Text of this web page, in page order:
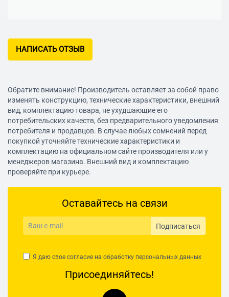
НАПИСАТЬ ОТЗЫВ
Обратите внимание! Производитель оставляет за собой право
изменять конструкцию, технические характеристики, внешний
вид, комплектацию товара, не ухудшающие его
потребительских качеств, без предварительного уведомления
потребителя и продавцов. В случае любых сомнений перед
покупкой уточняйте технические характеристики и
комплектацию на официальном сайте производителя или у
менеджеров магазина. Внешний вид и комплектацию
проверяйте при курьере.
Оставайтесь на связи
Подписаться
Я даю свое согласие на обработку персональных данных
Присоединяйтесь!